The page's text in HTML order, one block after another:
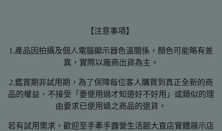
【注意事項】
1.產品因拍攝及個人電腦顯示器色溫關係，顏色可能略有差
異，實際以廠商出貨為主。
2.鑑賞期非試用期，為了保障每位客人購買到真正全新的商
品的權益，不接受「要使用過才知道好不好用」或類似的理
由要求已使用過之商品的退貨。
若有試用需求，歡迎至手牽手露營生活館大直店實體展示店